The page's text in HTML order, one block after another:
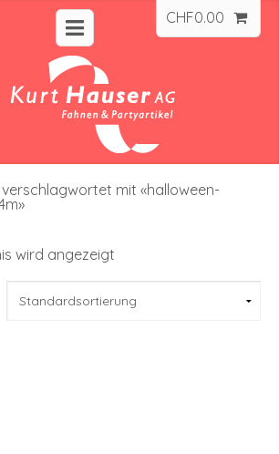
CHF0.00
mit «halloween-
wird angezeigt